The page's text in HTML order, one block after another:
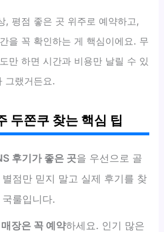
, 평점 좋은 곳 위주로 예약하고,
을 꼭 확인하는 게 핵심이에요. 무
만 하면 시간과 비용만 날릴 수 있
그랬거든요.
두쫀쿠 찾는 핵심 팁
후기가 좋은 곳을 우선으로 골
점만 믿지 말고 실제 후기를 찾
룰입니다.
장은 꼭 예약하세요. 인기 많은